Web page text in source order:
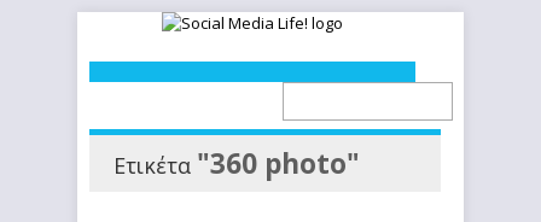
Ετικέτα "360 photo"